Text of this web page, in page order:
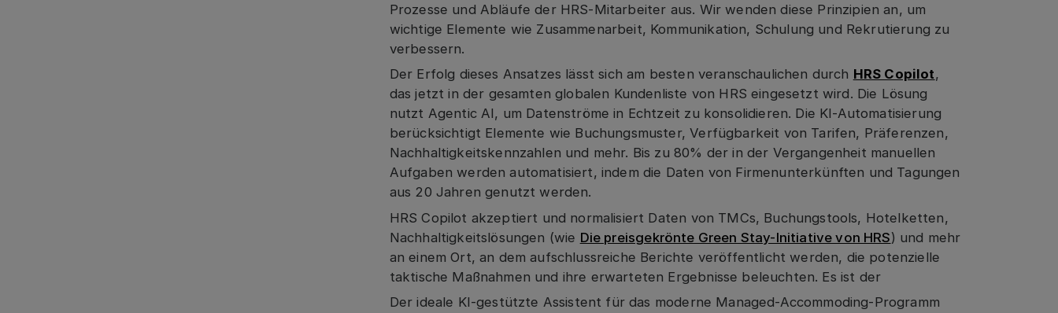
Prozesse und Abläufe der HRS-Mitarbeiter aus. Wir wenden diese Prinzipien an, um
wichtige Elemente wie Zusammenarbeit, Kommunikation, Schulung und Rekrutierung zu
verbessern.
Der Erfolg dieses Ansatzes lässt sich am besten veranschaulichen durch HRS Copilot,
das jetzt in der gesamten globalen Kundenliste von HRS eingesetzt wird. Die Lösung
nutzt Agentic AI, um Datenströme in Echtzeit zu konsolidieren. Die KI-Automatisierung
berücksichtigt Elemente wie Buchungsmuster, Verfügbarkeit von Tarifen, Präferenzen,
Nachhaltigkeitskennzahlen und mehr. Bis zu 80% der in der Vergangenheit manuellen
Aufgaben werden automatisiert, indem die Daten von Firmenunterkünften und Tagungen
aus 20 Jahren genutzt werden.
HRS Copilot akzeptiert und normalisiert Daten von TMCs, Buchungstools, Hotelketten,
Nachhaltigkeitslösungen (wie Die preisgekrönte Green Stay-Initiative von HRS) und mehr
an einem Ort, an dem aufschlussreiche Berichte veröffentlicht werden, die potenzielle
taktische Maßnahmen und ihre erwarteten Ergebnisse beleuchten. Es ist der
Der ideale KI-gestützte Assistent für das moderne Managed-Accommoding-Programm